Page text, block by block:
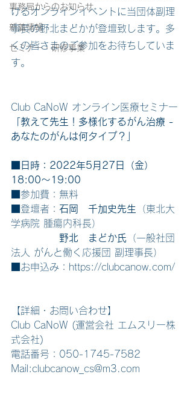
事務局からのお知らせ
新着情報
セミナー・研修事業
けるオンラインイベントに当団体副理
事長の野北まどかが登壇致します。多
くの皆さまのご参加をお待ちしていま
す。
Club CaNoW オンライン医療セミナー
「教えて先生！多様化するがん治療 -
あなたのがんは何タイプ？」
日時：2022年5月27日（金）
18:00～19:00
■参加費：無料
■登壇者： 石岡　千加史先生 （東北大
学病院 腫瘍内科長）
野北　まどか氏 （一般社団
法人 がんと働く応援団 副理事長）
■お申込み： https://clubcanow.com/
【詳細・お問い合わせ】
Club CaNoW (運営会社 エムスリー株
式会社)
電話番号：050-1745-7582
Mail:clubcanow_cs@m3.com